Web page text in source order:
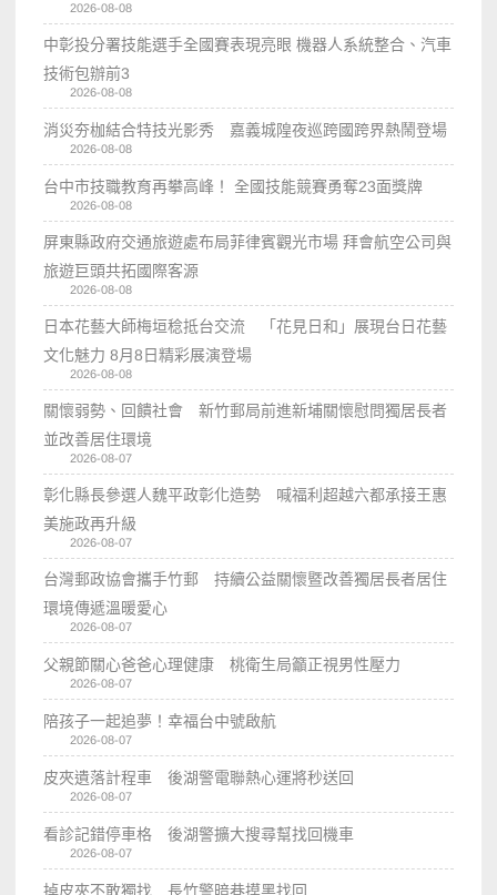
2026-08-08
中彰投分署技能選手全國賽表現亮眼 機器人系統整合、汽車
技術包辦前3
2026-08-08
消災夯枷結合特技光影秀 嘉義城隍夜巡跨國跨界熱鬧登場
2026-08-08
台中市技職教育再攀高峰！ 全國技能競賽勇奪23面獎牌
2026-08-08
屏東縣政府交通旅遊處布局菲律賓觀光市場 拜會航空公司與
旅遊巨頭共拓國際客源
2026-08-08
日本花藝大師梅垣稔抵台交流 「花見日和」展現台日花藝
文化魅力 8月8日精彩展演登場
2026-08-08
關懷弱勢、回饋社會 新竹郵局前進新埔關懷慰問獨居長者
並改善居住環境
2026-08-07
彰化縣長參選人魏平政彰化造勢 喊福利超越六都承接王惠
美施政再升級
2026-08-07
台灣郵政協會攜手竹郵 持續公益關懷暨改善獨居長者居住
環境傳遞溫暖愛心
2026-08-07
父親節關心爸爸心理健康 桃衛生局籲正視男性壓力
2026-08-07
陪孩子一起追夢！幸福台中號啟航
2026-08-07
皮夾遺落計程車 後湖警電聯熱心運將秒送回
2026-08-07
看診記錯停車格 後湖警擴大搜尋幫找回機車
2026-08-07
掉皮夾不敢獨找 長竹警暗巷摸黑找回